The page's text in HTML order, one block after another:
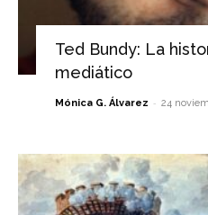
Ted Bundy: La
mediático
Mónica G. Álvarez - 24